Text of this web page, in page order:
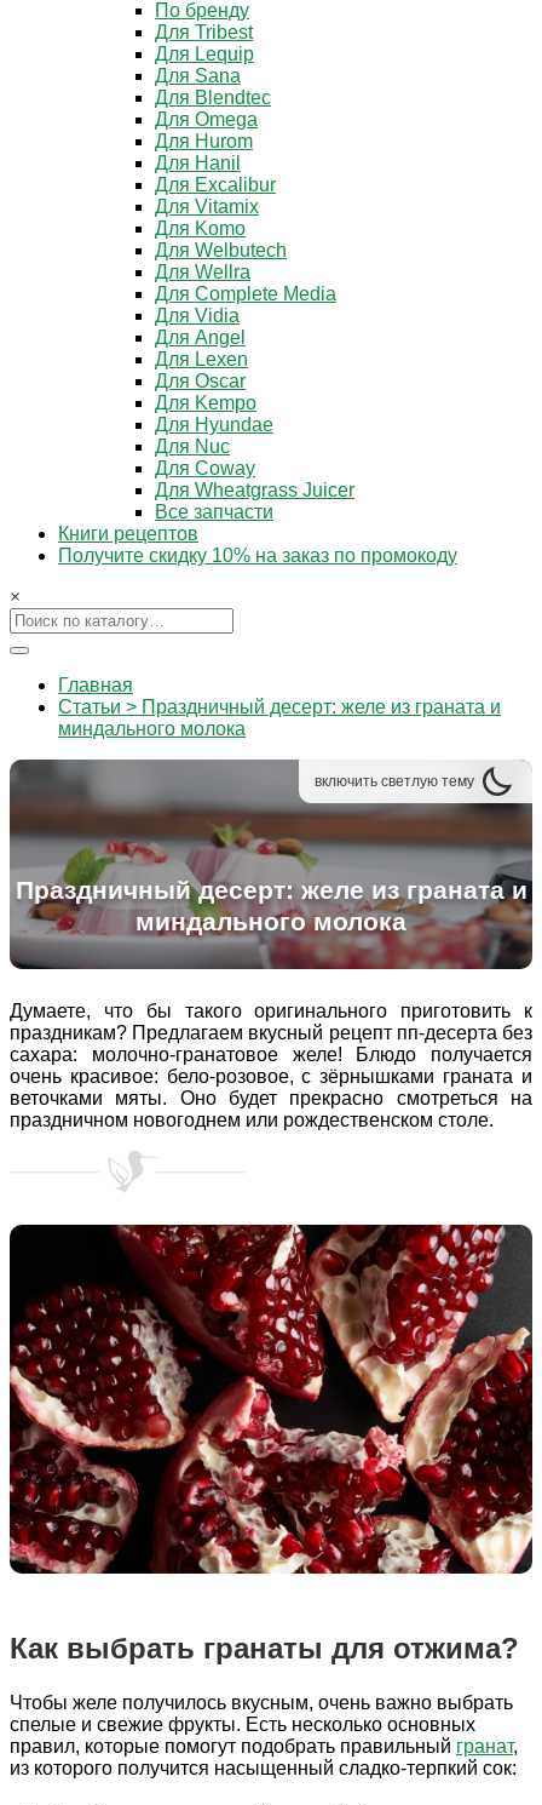
По бренду
Для Tribest
Для Lequip
Для Sana
Для Blendtec
Для Omega
Для Hurom
Для Hanil
Для Excalibur
Для Vitamix
Для Komo
Для Welbutech
Для Wellra
Для Complete Media
Для Vidia
Для Angel
Для Lexen
Для Oscar
Для Kempo
Для Hyundae
Для Nuc
Для Coway
Для Wheatgrass Juicer
Все запчасти
Книги рецептов
Получите скидку 10% на заказ по промокоду
×
Главная
Статьи > Праздничный десерт: желе из граната и
миндального молока
включить светлую тему
Праздничный десерт: желе из граната и
миндального молока
Думаете, что бы такого оригинального приготовить к
праздникам? Предлагаем вкусный рецепт пп-десерта без
сахара: молочно-гранатовое желе! Блюдо получается
очень красивое: бело-розовое, с зёрнышками граната и
веточками мяты. Оно будет прекрасно смотреться на
праздничном новогоднем или рождественском столе.
Как выбрать гранаты для отжима?
Чтобы желе получилось вкусным, очень важно выбрать
спелые и свежие фрукты. Есть несколько основных
правил, которые помогут подобрать правильный гранат,
из которого получится насыщенный сладко-терпкий сок: